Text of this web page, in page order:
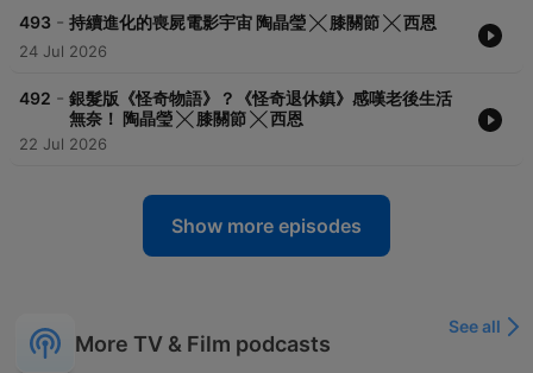
493 - 持續進化的喪屍電影宇宙 陶晶瑩 ╳ 膝關節 ╳ 西恩
24 Jul 2026
492 - 銀髮版《怪奇物語》？《怪奇退休鎮》感嘆老後生活
無奈！ 陶晶瑩 ╳ 膝關節 ╳ 西恩
22 Jul 2026
Show more episodes
More TV & Film podcasts
See all